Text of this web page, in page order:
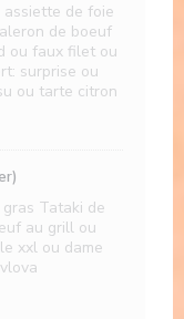
assiette de foie
de boeuf
ou faux filet ou
surprise ou
ou tarte citron
Tataki de
au grill ou
xxl ou dame